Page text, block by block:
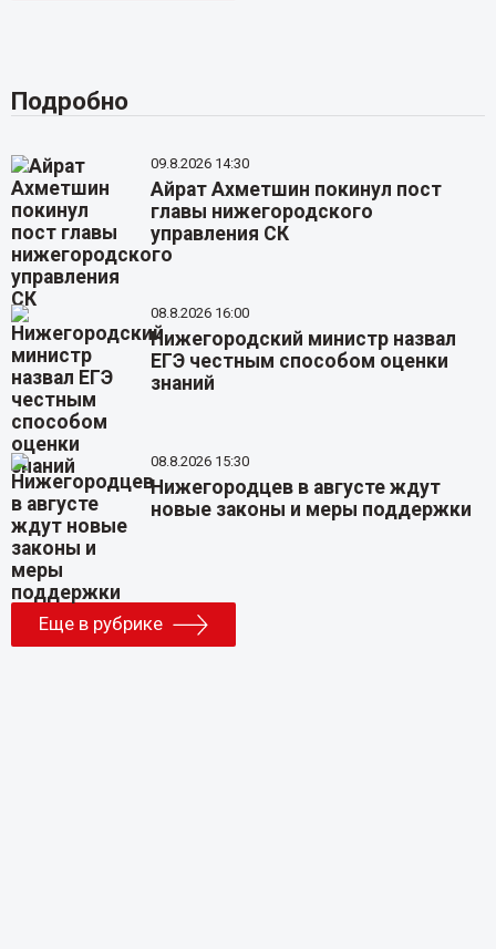
Подробно
09.8.2026 14:30
Айрат Ахметшин покинул пост
главы нижегородского
управления СК
08.8.2026 16:00
Нижегородский министр назвал
ЕГЭ честным способом оценки
знаний
08.8.2026 15:30
Нижегородцев в августе ждут
новые законы и меры поддержки
Еще в рубрике